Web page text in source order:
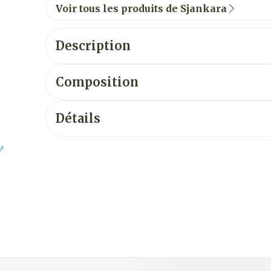
Voir tous les produits de Sjankara
Description
Composition
Détails